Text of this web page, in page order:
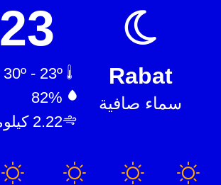
Rabat
سماء صافية
23
82%
2.22 كيلومتر/ساعة